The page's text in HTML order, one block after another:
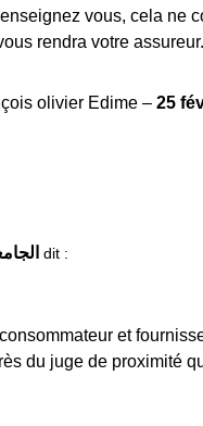
vous, cela ne
rendra votre assureur.
olivier Edime – 25
dit :
et
du juge de proximité